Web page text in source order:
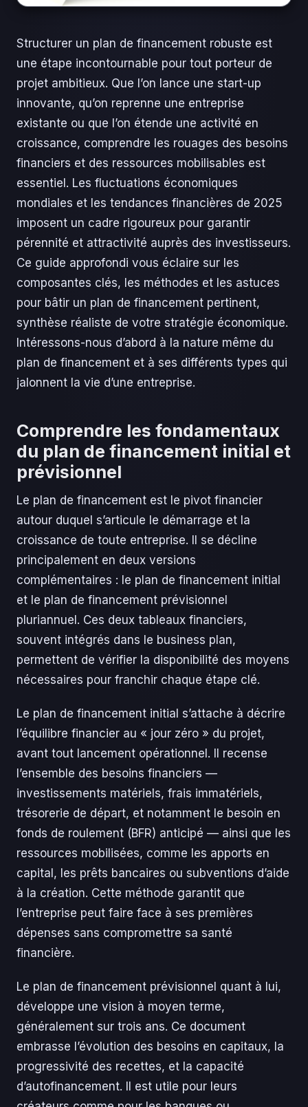
Structurer un plan de financement robuste est
une étape incontournable pour tout porteur de
projet ambitieux. Que l’on lance une start-up
innovante, qu’on reprenne une entreprise
existante ou que l’on étende une activité en
croissance, comprendre les rouages des besoins
financiers et des ressources mobilisables est
essentiel. Les fluctuations économiques
mondiales et les tendances financières de 2025
imposent un cadre rigoureux pour garantir
pérennité et attractivité auprès des investisseurs.
Ce guide approfondi vous éclaire sur les
composantes clés, les méthodes et les astuces
pour bâtir un plan de financement pertinent,
synthèse réaliste de votre stratégie économique.
Intéressons-nous d’abord à la nature même du
plan de financement et à ses différents types qui
jalonnent la vie d’une entreprise.
Comprendre les fondamentaux
du plan de financement initial et
prévisionnel
Le plan de financement est le pivot financier
autour duquel s’articule le démarrage et la
croissance de toute entreprise. Il se décline
principalement en deux versions
complémentaires : le plan de financement initial
et le plan de financement prévisionnel
pluriannuel. Ces deux tableaux financiers,
souvent intégrés dans le business plan,
permettent de vérifier la disponibilité des moyens
nécessaires pour franchir chaque étape clé.
Le plan de financement initial s’attache à décrire
l’équilibre financier au « jour zéro » du projet,
avant tout lancement opérationnel. Il recense
l’ensemble des besoins financiers —
investissements matériels, frais immatériels,
trésorerie de départ, et notamment le besoin en
fonds de roulement (BFR) anticipé — ainsi que les
ressources mobilisées, comme les apports en
capital, les prêts bancaires ou subventions d’aide
à la création. Cette méthode garantit que
l’entreprise peut faire face à ses premières
dépenses sans compromettre sa santé
financière.
Le plan de financement prévisionnel quant à lui,
développe une vision à moyen terme,
généralement sur trois ans. Ce document
embrasse l’évolution des besoins en capitaux, la
progressivité des recettes, et la capacité
d’autofinancement. Il est utile pour leurs